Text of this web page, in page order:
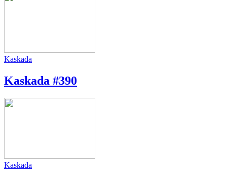
Kaskada
Kaskada #390
Kaskada